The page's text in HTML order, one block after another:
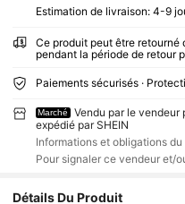
Estimation de livraison: 4-9
Ce produit peut être retourné
pendant la période de retour
Paiements sécurisés ·
Marché
Vendu par le vendeur
expédié par SHEIN
Informations et obligations
Pour signaler ce vendeur et/
Détails Du Produit